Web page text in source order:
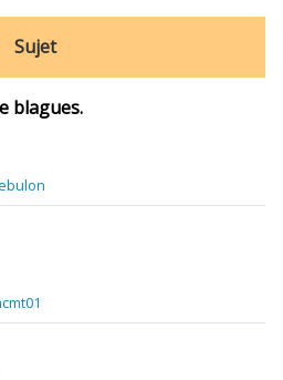
Sujet
blagues.